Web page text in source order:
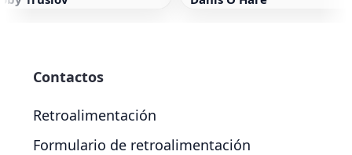
Contactos
Retroalimentación
Formulario de retroalimentación